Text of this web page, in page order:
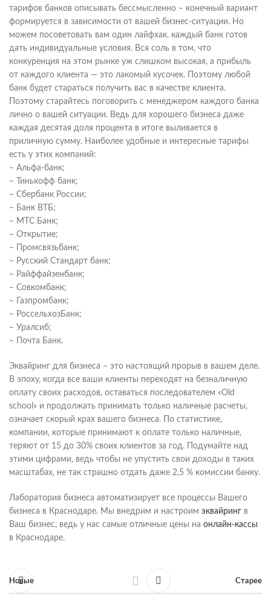
тарифов банков описывать бессмысленно – конечный вариант
формируется в зависимости от вашей бизнес-ситуации. Но
можем посоветовать вам один лайфхак. каждый банк готов
дать индивидуальные условия. Вся соль в том, что
конкуренция на этом рынке уж слишком высокая, а прибыль
от каждого клиента — это лакомый кусочек. Поэтому любой
банк будет стараться получить вас в качестве клиента.
Поэтому старайтесь поговорить с менеджером каждого банка
лично о вашей ситуации. Ведь для хорошего бизнеса даже
каждая десятая доля процента в итоге выливается в
приличную сумму. Наиболее удобные и интересные тарифы
есть у этих компаний:
– Альфа-банк;
– Тинькофф банк;
– Сбербанк России;
– Банк ВТБ;
– МТС Банк;
– Открытие;
– Промсвязьбанк;
– Русский Стандарт банк;
– Райффайзенбанк;
– Совкомбанк;
– Газпромбанк;
– РоссельхозБанк;
– Уралсиб;
– Почта Банк.
Эквайринг для бизнеса – это настоящий прорыв в вашем деле.
В эпоху, когда все ваши клиенты переходят на безналичную
оплату своих расходов, оставаться последователем «Old
school» и продолжать принимать только наличные расчеты,
означает скорый крах вашего бизнеса. По статистике,
компании, которые принимают к оплате только наличные,
теряют от 15 до 30% своих клиентов за год. Подумайте над
этими цифрами, ведь чтобы не упустить свои доходы в таких
масштабах, не так страшно отдать даже 2,5 % комиссии банку.
Лаборатория бизнеса автоматизирует все процессы Вашего
бизнеса в Краснодаре. Мы внедрим и настроим эквайринг в
Ваш бизнес, ведь у нас самые отличные цены на онлайн-кассы
в Краснодаре.
Новые Старее